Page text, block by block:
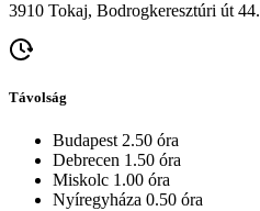
3910 Tokaj, Bodrogkeresztúri út 44.
Távolság
Budapest 2.50 óra
Debrecen 1.50 óra
Miskolc 1.00 óra
Nyíregyháza 0.50 óra